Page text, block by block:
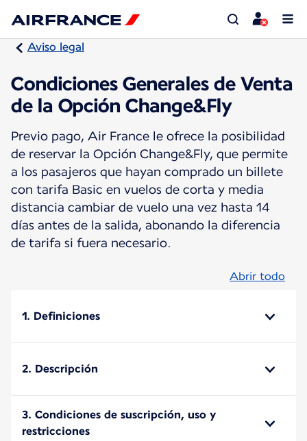
Aviso legal
Condiciones Generales de Venta
de la Opción Change&Fly
Previo pago, Air France le ofrece la posibilidad
de reservar la Opción Change&Fly, que permite
a los pasajeros que hayan comprado un billete
con tarifa Basic en vuelos de corta y media
distancia cambiar de vuelo una vez hasta 14
días antes de la salida, abonando la diferencia
de tarifa si fuera necesario.
Abrir todo
1. Definiciones
2. Descripción
3. Condiciones de suscripción, uso y
restricciones